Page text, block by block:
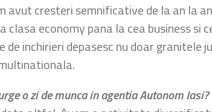
avut cresteri semnificative de la an la
clasa economy pana la cea business
inchirieri depasesc nu doar granitele
o zi de munca in agentia Autonom Iasi?